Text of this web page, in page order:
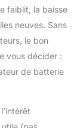
faiblit, la baisse
neuves. Sans
le bon
vous décider :
de batterie